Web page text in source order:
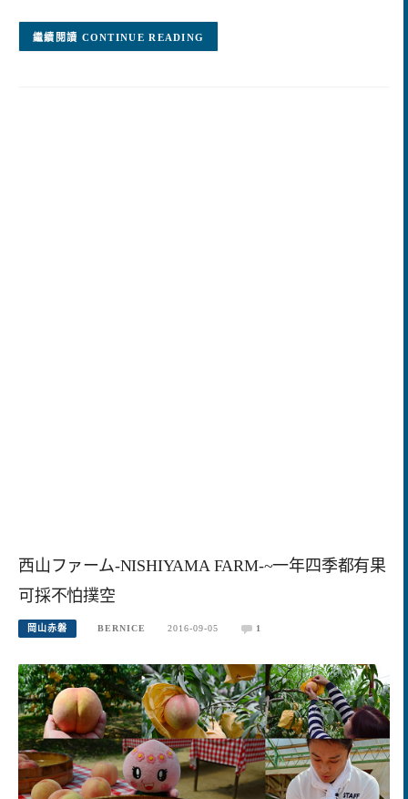
CONTINUE READING
西山ファーム-NISHIYAMA FARM-~一年四季都有果
可採不怕撲空
岡山赤磐 BERNICE 2016-09-05 1